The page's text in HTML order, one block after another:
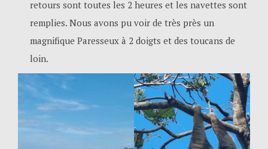
retours sont toutes les 2 heures et les navettes sont
remplies. Nous avons pu voir de très près un
magnifique Paresseux à 2 doigts et des toucans de
loin.